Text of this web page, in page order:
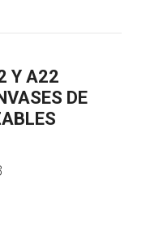
Y A22
DE